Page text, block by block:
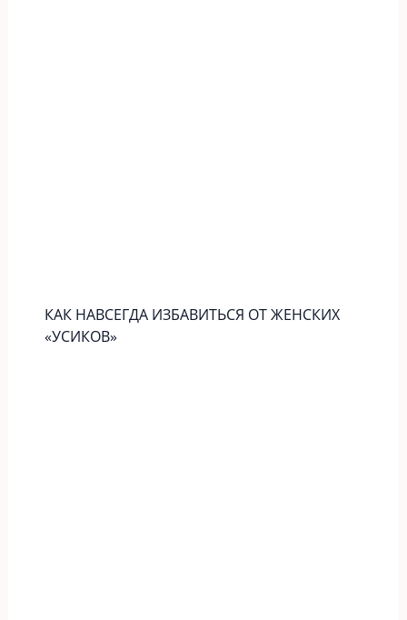
КАК НАВСЕГДА ИЗБАВИТЬСЯ ОТ ЖЕНСКИХ
«УСИКОВ»